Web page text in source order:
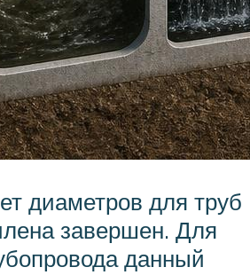
диаметров для труб
завершен. Для
данный